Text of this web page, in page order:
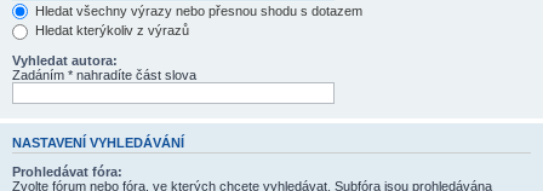
Hledat všechny výrazy nebo přesnou shodu s dotazem
Hledat kterýkoliv z výrazů
Vyhledat autora:
Zadáním * nahradíte část slova
NASTAVENÍ VYHLEDÁVÁNÍ
Prohledávat fóra:
Zvolte fórum nebo fóra, ve kterých chcete vyhledávat. Subfóra jsou prohledávána